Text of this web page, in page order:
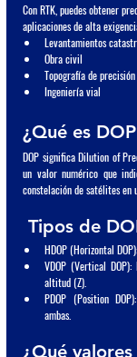
Con RTK, puedes obtener
aplicaciones de alta
Levantamientos
Obra civil
Topografía de precisión
Ingeniería vial
¿Qué es
DOP significa Dilution of
un valor numérico que
constelación de satélites en
Tipos de
HDOP (Horizontal
VDOP (Vertical
altitud (Z).
PDOP (Position
ambas.
¿Qué